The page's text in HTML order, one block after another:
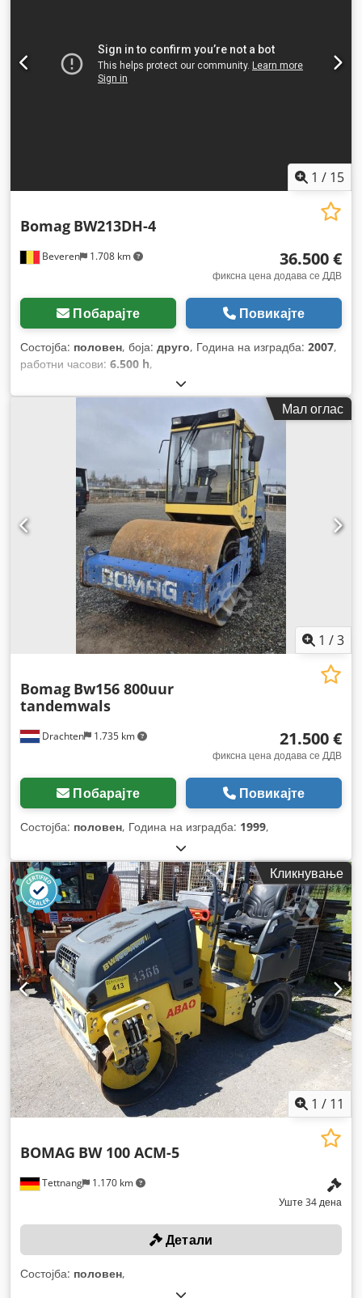
1 / 15
Beveren 1.708 km
Bomag BW213DH-4
36.500 €
фиксна цена додава се ДДВ
Побарајте Повикајте
Состојба: половен, боја: друго, Година на изградба: 2007,
работни часови: 6.500 h,
Мал оглас
1 /3
Drachten 1.735 km
Bomag Bw156 800uur
tandemwals
21.500 €
фиксна цена додава се ДДВ
Побарајте Повикајте
Состојба: половен, Година на изградба: 1999,
Кликнување
1 / 11
Tettnang 1.170 km
BOMAG BW 100 ACM-5
Уште 34 дена
Детали
Состојба: половен,